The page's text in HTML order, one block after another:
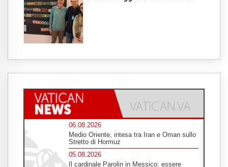
06.08.2026
Medio Oriente, intesa tra Iran e Oman sullo
Stretto di Hormuz
05.08.2026
Il cardinale Parolin in Messico: essere